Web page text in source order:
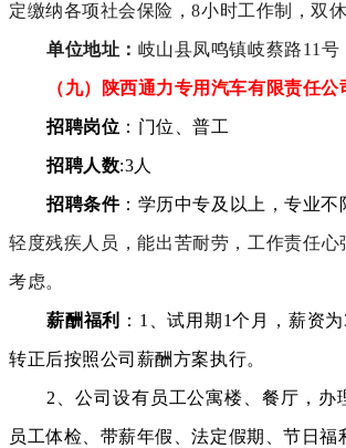
定缴纳各项社会保险，8小时工作制，双休
单位地址： 岐山县凤鸣镇岐蔡路11号
（九）陕西通力专用汽车有限责任公
招聘岗位 ：门位、普工
招聘人数:3人
招聘条件：学历中专及以上，专业不
轻度残疾人员，能出苦耐劳，工作责任心
考虑。
薪酬福利 ：1、试用期1个月，薪资为
转正后按照公司薪酬方案执行。
2、公司设有员工公寓楼、餐厅，办
员工体检、带薪年假、法定假期、节日福